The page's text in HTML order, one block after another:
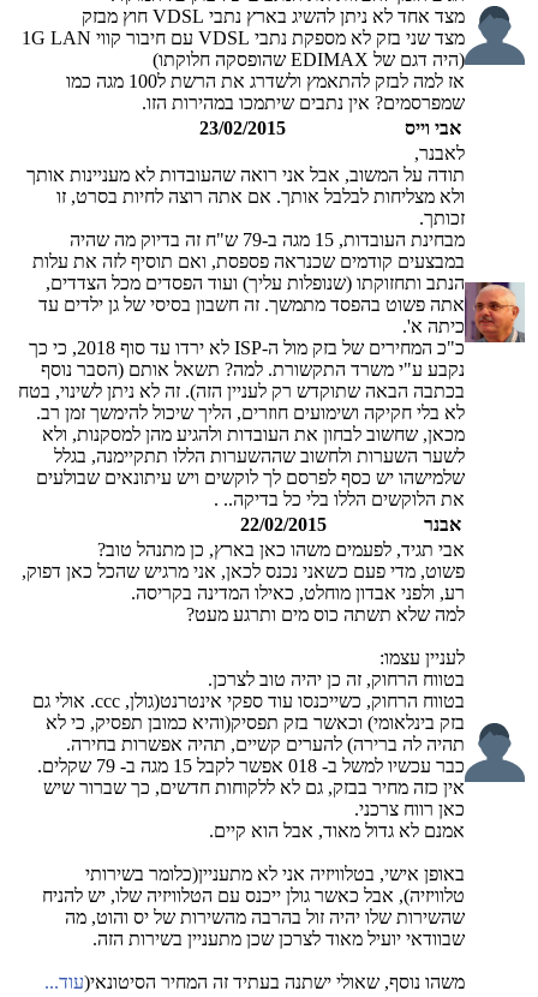
מצד אחד לא ניתן להשיג בארץ נתבי VDSL חוץ מבזק
מצד שני בזק לא מספקת נתבי VDSL עם חיבור קווי 1G LAN
(היה דגם של EDIMAX שהופסקה חלוקתו)
אז למה לבזק להתאמץ ולשדרג את הרשת ל100 מגה כמו
שמפרסמים? אין נתבים שיתמכו במהירות הזו.
אבי וייס
23/02/2015
לאבנר,
תודה על המשוב, אבל אני רואה שהעובדות לא מעניינות אותך
ולא מצליחות לבלבל אותך. אם אתה רוצה לחיות בסרט, זו
זכותך.
מבחינת העובדות, 15 מגה ב-79 ש"ח זה בדיוק מה שהיה
במבצעים קודמים שכנראה פספסת, ואם תוסיף לזה את עלות
הנתב ותחזוקתו (שנופלות עליך) ועוד הפסדים מכל הצדדים,
אתה פשוט בהפסד מתמשך. זה חשבון בסיסי של גן ילדים עד
כיתה א'.
כ"כ המחירים של בזק מול ה-ISP לא ירדו עד סוף 2018, כי כך
נקבע ע"י משרד התקשורת. למה? תשאל אותם (הסבר נוסף
בכתבה הבאה שתוקדש רק לעניין הזה). זה לא ניתן לשינוי, בטח
לא בלי חקיקה ושימועים חוזרים, הליך שיכול להימשך זמן רב.
מכאן, שחשוב לבחון את העובדות ולהגיע מהן למסקנות, ולא
לשער השערות ולחשוב שההשערות הללו תתקיימנה, בגלל
שלמישהו יש כסף לפרסם לך לוקשים ויש עיתונאים שבולעים
את הלוקשים הללו בלי כל בדיקה.. .
אבנר
22/02/2015
אבי תגיד, לפעמים משהו כאן בארץ, כן מתנהל טוב?
פשוט, מדי פעם כשאני נכנס לכאן, אני מרגיש שהכל כאן דפוק,
רע, ולפני אבדון מוחלט, כאילו המדינה בקריסה.
למה שלא תשתה כוס מים ותרגע מעט?
לעניין עצמו:
בטווח הרחוק, זה כן יהיה טוב לצרכן.
בטווח הרחוק, כשייכנסו עוד ספקי אינטרנט(גולן, ccc. אולי גם
בזק בינלאומי) וכאשר בזק תפסיק(והיא כמובן תפסיק, כי לא
תהיה לה ברירה) להערים קשיים, תהיה אפשרות בחירה.
כבר עכשיו למשל ב- 018 אפשר לקבל 15 מגה ב- 79 שקלים.
אין כזה מחיר בבזק, גם לא ללקוחות חדשים, כך שברור שיש
כאן רווח צרכני.
אמנם לא גדול מאוד, אבל הוא קיים.
באופן אישי, בטלוויזיה אני לא מתעניין(כלומר בשירותי
טלוויזיה), אבל כאשר גולן ייכנס עם הטלוויזיה שלו, יש להניח
שהשירות שלו יהיה זול בהרבה מהשירות של יס והוט, מה
שבוודאי יועיל מאוד לצרכן שכן מתעניין בשירות הזה.
משהו נוסף, שאולי ישתנה בעתיד זה המחיר הסיטונאי(עוד...